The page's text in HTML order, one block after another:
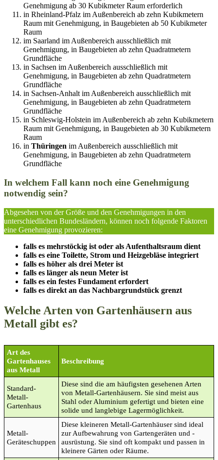
Genehmigung ab 30 Kubikmeter Raum erforderlich
in Rheinland-Pfalz im Außenbereich ab zehn Kubikmetern
Raum mit Genehmigung, in Baugebieten ab 50 Kubikmeter
Raum
im Saarland im Außenbereich ausschließlich mit
Genehmigung, in Baugebieten ab zehn Quadratmetern
Grundfläche
in Sachsen im Außenbereich ausschließlich mit
Genehmigung, in Baugebieten ab zehn Quadratmetern
Grundfläche
in Sachsen-Anhalt im Außenbereich ausschließlich mit
Genehmigung, in Baugebieten ab zehn Quadratmetern
Grundfläche
in Schleswig-Holstein im Außenbereich ab zehn Kubikmetern
Raum mit Genehmigung, in Baugebieten ab 30 Kubikmetern
Raum
in Thüringen im Außenbereich ausschließlich mit
Genehmigung, in Baugebieten ab zehn Quadratmetern
Grundfläche
In welchem Fall kann noch eine Genehmigung
notwendig sein?
Abgesehen von der Größe und den Genehmigungen in den
unterschiedlichen Bundesländern, können noch folgende Faktoren
eine Genehmigung provozieren:
falls es mehrstöckig ist oder als Aufenthaltsraum dient
falls es eine Toilette, Strom und Heizgebläse integriert
falls es höher als drei Meter ist
falls es länger als neun Meter ist
falls es ein festes Fundament erfordert
falls es direkt an das Nachbargrundstück grenzt
Welche Arten von Gartenhäusern aus
Metall gibt es?
Art des
Gartenhauses
aus Metall
Beschreibung
Standard-
Metall-
Gartenhaus
Diese sind die am häufigsten gesehenen Arten
von Metall-Gartenhäusern. Sie sind meist aus
Stahl oder Aluminium gefertigt und bieten eine
solide und langlebige Lagermöglichkeit.
Metall-
Geräteschuppen
Diese kleineren Metall-Gartenhäuser sind ideal
zur Aufbewahrung von Gartengeräten und -
ausrüstung. Sie sind oft kompakt und passen in
kleinere Gärten oder Räume.